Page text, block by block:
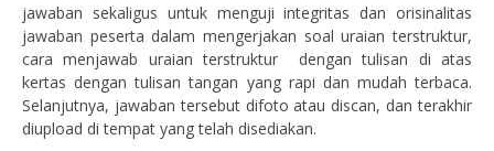
jawaban sekaligus untuk menguji integritas dan orisinalitas
jawaban peserta dalam mengerjakan soal uraian terstruktur,
cara menjawab uraian terstruktur dengan tulisan di atas
kertas dengan tulisan tangan yang rapi dan mudah terbaca.
Selanjutnya, jawaban tersebut difoto atau discan, dan terakhir
diupload di tempat yang telah disediakan.